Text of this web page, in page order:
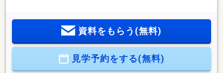
る温かな空間◆食洗機やタッチレス水栓・宅配ボックスなど
最新の快適設備が充実◆安心の耐震等級2相当＆断熱等級4施
さい。【資料請求】は上記ボタンよりお進みください。電話
からは⇒TEL0800-800-8417【通話料無料】
資料をもらう(無料)
見学予約をする(無料)